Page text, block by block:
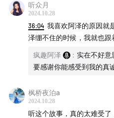
宝贝回家寻子网：
听众月
2024.10.28
36:04 我喜欢阿泽的原因就
泽绷不住的时候，我就也跟
疯趣阿泽 : 实在不好意
要感谢你能感受到我的
枫桥夜泊a
2024.10.28
听这个故事，真的太难受了